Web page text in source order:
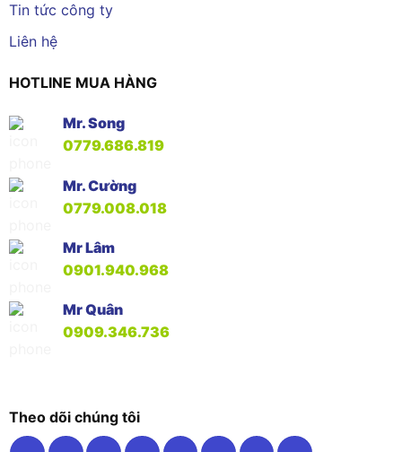
Tin tức công ty
Liên hệ
HOTLINE MUA HÀNG
Mr. Song
0779.686.819
Mr. Cường
0779.008.018
Mr Lâm
0901.940.968
Mr Quân
0909.346.736
Theo dõi chúng tôi